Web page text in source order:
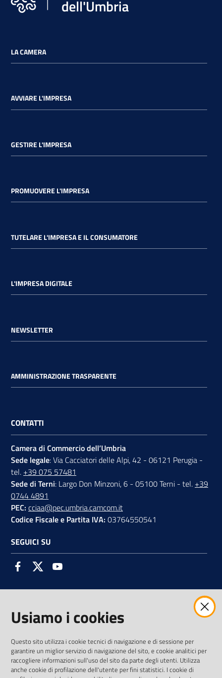
dell'Umbria
LA CAMERA
AVVIARE L'IMPRESA
GESTIRE L'IMPRESA
PROMUOVERE L'IMPRESA
TUTELARE L'IMPRESA E IL CONSUMATORE
L'IMPRESA DIGITALE
NEWSLETTER
AMMINISTRAZIONE TRASPARENTE
CONTATTI
Camera di Commercio dell’Umbria
Sede legale: Via Cacciatori delle Alpi, 42 - 06121 Perugia -
tel. +39 075 57481
Sede di Terni: Largo Don Minzoni, 6 - 05100 Terni - tel. +39
0744 4891
PEC: cciaa@pec.umbria.camcom.it
Codice Fiscale e Partita IVA: 03764550541
SEGUICI SU
FacebookTwitter
AMMINISTRAZIONE TRASPARENTE INTERCAM S.C.A.R.L.
Usiamo i cookies
Questo sito utilizza i cookie tecnici di navigazione e di sessione per
garantire un miglior servizio di navigazione del sito, e cookie analitici per
raccogliere informazioni sull'uso del sito da parte degli utenti. Utilizza
anche cookie di profilazione dell'utente per fini statistici. I cookie di